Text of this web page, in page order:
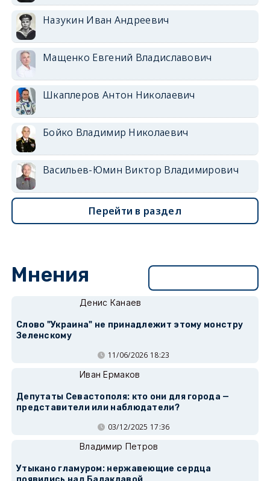
Назукин Иван Андреевич
Мащенко Евгений Владиславович
Шкаплеров Антон Николаевич
Бойко Владимир Николаевич
Васильев-Юмин Виктор Владимирович
Перейти в раздел
Мнения
Денис Канаев
Слово "Украина" не принадлежит этому монстру
Зеленскому
11/06/2026 18:23
Иван Ермаков
Депутаты Севастополя: кто они для города —
представители или наблюдатели?
03/12/2025 17:36
Владимир Петров
Утыкано гламуром: нержавеющие сердца